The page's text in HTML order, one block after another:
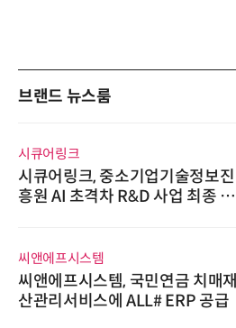
브랜드 뉴스룸
시큐어링크
시큐어링크, 중소기업기술정보진
흥원 AI 초격차 R&D 사업 최종 선
씨앤에프시스템
씨앤에프시스템, 국민연금 치매재
산관리서비스에 ALL# ERP 공급